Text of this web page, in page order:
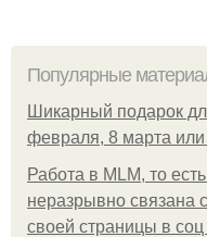
Популярные
Шикарный подарок
февраля, 8 марта
Работа в MLM, то
неразрывно связана
своей страницы в соц